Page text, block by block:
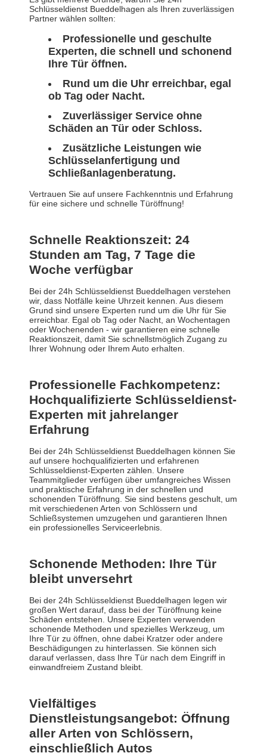
Schlüsseldienst Bueddelhagen als Ihren zuverlässigen
Partner wählen sollten:
Professionelle und geschulte
Experten, die schnell und schonend
Ihre Tür öffnen.
Rund um die Uhr erreichbar, egal
ob Tag oder Nacht.
Zuverlässiger Service ohne
Schäden an Tür oder Schloss.
Zusätzliche Leistungen wie
Schlüsselanfertigung und
Schließanlagenberatung.
Vertrauen Sie auf unsere Fachkenntnis und Erfahrung
für eine sichere und schnelle Türöffnung!
Schnelle Reaktionszeit: 24
Stunden am Tag, 7 Tage die
Woche verfügbar
Bei der 24h Schlüsseldienst Bueddelhagen verstehen
wir, dass Notfälle keine Uhrzeit kennen. Aus diesem
Grund sind unsere Experten rund um die Uhr für Sie
erreichbar. Egal ob Tag oder Nacht, an Wochentagen
oder Wochenenden - wir garantieren eine schnelle
Reaktionszeit, damit Sie schnellstmöglich Zugang zu
Ihrer Wohnung oder Ihrem Auto erhalten.
Professionelle Fachkompetenz:
Hochqualifizierte Schlüsseldienst-
Experten mit jahrelanger
Erfahrung
Bei der 24h Schlüsseldienst Bueddelhagen können Sie
auf unsere hochqualifizierten und erfahrenen
Schlüsseldienst-Experten zählen. Unsere
Teammitglieder verfügen über umfangreiches Wissen
und praktische Erfahrung in der schnellen und
schonenden Türöffnung. Sie sind bestens geschult, um
mit verschiedenen Arten von Schlössern und
Schließsystemen umzugehen und garantieren Ihnen
ein professionelles Serviceerlebnis.
Schonende Methoden: Ihre Tür
bleibt unversehrt
Bei der 24h Schlüsseldienst Bueddelhagen legen wir
großen Wert darauf, dass bei der Türöffnung keine
Schäden entstehen. Unsere Experten verwenden
schonende Methoden und spezielles Werkzeug, um
Ihre Tür zu öffnen, ohne dabei Kratzer oder andere
Beschädigungen zu hinterlassen. Sie können sich
darauf verlassen, dass Ihre Tür nach dem Eingriff in
einwandfreiem Zustand bleibt.
Vielfältiges
Dienstleistungsangebot: Öffnung
aller Arten von Schlössern,
einschließlich Autos